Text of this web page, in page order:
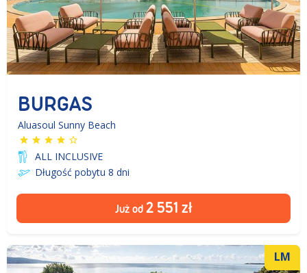
BURGAS
Aluasoul Sunny Beach
ALL INCLUSIVE
Długość pobytu 8 dni
Już od 2 551 zł
LM